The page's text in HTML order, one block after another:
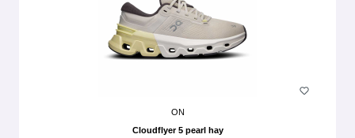
ON
Cloudflyer 5 pearl hay